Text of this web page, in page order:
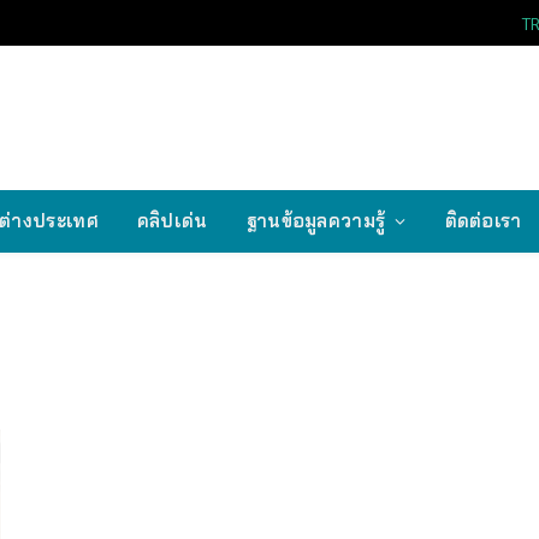
ต่างประเทศ คลิปเด่น ฐานข้อมูลความรู้ ติดต่อเรา